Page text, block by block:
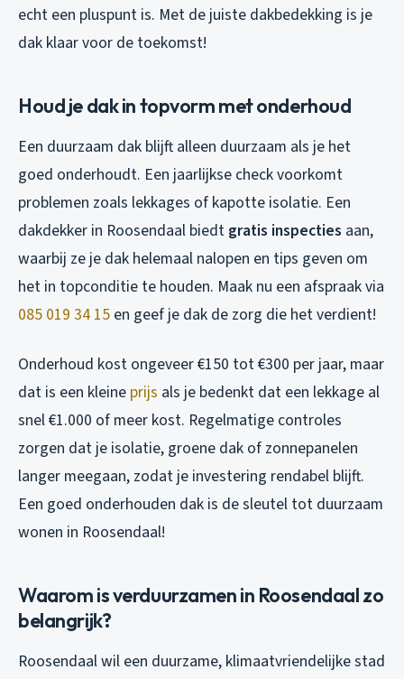
echt een pluspunt is. Met de juiste dakbedekking is je
dak klaar voor de toekomst!
Houd je dak in topvorm met onderhoud
Een duurzaam dak blijft alleen duurzaam als je het
goed onderhoudt. Een jaarlijkse check voorkomt
problemen zoals lekkages of kapotte isolatie. Een
dakdekker in Roosendaal biedt gratis inspecties aan,
waarbij ze je dak helemaal nalopen en tips geven om
het in topconditie te houden. Maak nu een afspraak via
085 019 34 15 en geef je dak de zorg die het verdient!
Onderhoud kost ongeveer €150 tot €300 per jaar, maar
dat is een kleine prijs als je bedenkt dat een lekkage al
snel €1.000 of meer kost. Regelmatige controles
zorgen dat je isolatie, groene dak of zonnepanelen
langer meegaan, zodat je investering rendabel blijft.
Een goed onderhouden dak is de sleutel tot duurzaam
wonen in Roosendaal!
Waarom is verduurzamen in Roosendaal zo
belangrijk?
Roosendaal wil een duurzame, klimaatvriendelijke stad